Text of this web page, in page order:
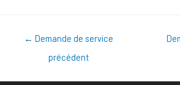
← Demande de service
précédent